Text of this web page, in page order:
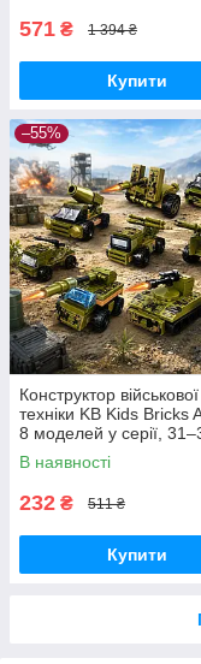
571 ₴ 1 394 ₴
Купити
–55%
Конструктор військової
техніки KB Kids Bricks
8 моделей у серії,
деталей, 6+
В наявності
232 ₴ 511 ₴
Купити